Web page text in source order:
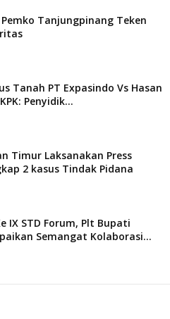
Tanjungpinang Teken
Tanah PT Expasindo Vs Hasan
Penyidik...
Timur Laksanakan Press
2 kasus Tindak Pidana
IX STD Forum, Plt Bupati
Semangat Kolaborasi...